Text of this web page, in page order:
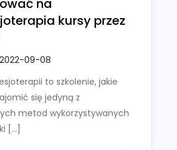
na
kursy przez
to szkolenie, jakie
się jedyną z
metod wykorzystywanych
[…]